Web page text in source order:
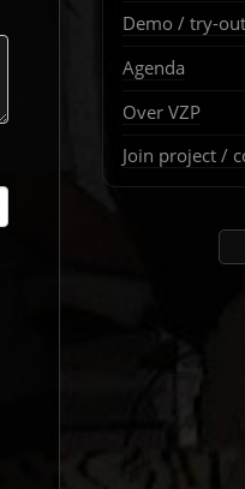
Demo / try-out
Agenda
Over VZP
Join project /